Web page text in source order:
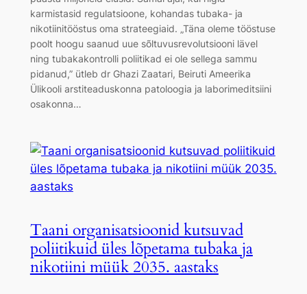
karmistasid regulatsioone, kohandas tubaka- ja
nikotiinitööstus oma strateegiaid. „Täna oleme tööstuse
poolt hoogu saanud uue sõltuvusrevolutsiooni lävel
ning tubakakontrolli poliitikad ei ole sellega sammu
pidanud,” ütleb dr Ghazi Zaatari, Beiruti Ameerika
Ülikooli arstiteaduskonna patoloogia ja laborimeditsiini
osakonna…
Taani organisatsioonid kutsuvad
poliitikuid üles lõpetama tubaka ja
nikotiini müük 2035. aastaks